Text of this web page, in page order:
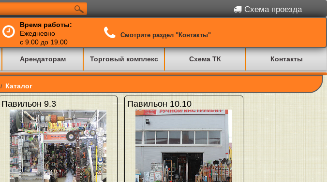
Схема проезда
Время работы:
Ежедневно
с 9.00 до 19.00
Смотрите раздел "Контакты"
Арендаторам Торговый комплекс Схема ТК Контакты
/ Каталог
Павильон 9.3 Павильон 10.10